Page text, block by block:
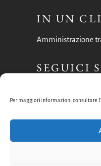
Per maggiori informazioni consultare
IN UN
Amministrazione
SEGUICI